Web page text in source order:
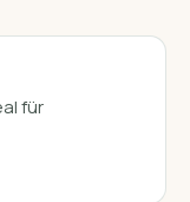
für